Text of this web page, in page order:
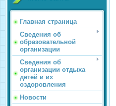
Главная страница
Сведения об
образовательной
организации
Сведения об
организации отдыха
детей и их
оздоровления
Новости